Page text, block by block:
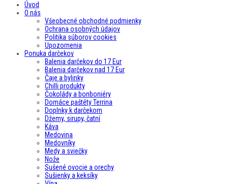
Úvod
O nás
Všeobecné obchodné podmienky
Ochrana osobných údajov
Politika súborov cookies
Upozornenia
Ponuka darčekov
Balenia darčekov do 17 Eur
Balenia darčekov nad 17 Eur
Čaje a bylinky
Chilli produkty
Čokolády a bonboniéry
Domáce paštéty Terrina
Doplnky k darčekom
Džemy, sirupy, čatní
Káva
Medovina
Medovníky
Medy a sviečky
Nože
Sušené ovocie a orechy
Sušienky a keksíky